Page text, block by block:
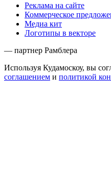
Реклама на сайте
Коммерческое
Медиа кит
Логотипы в векторе
— партнер Рамблера
Используя Кудамоскоу, вы
соглашением и политикой